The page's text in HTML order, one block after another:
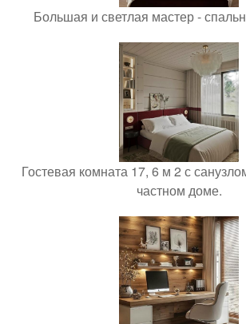
Большая и светлая мастер -
Гостевая комната 17, 6 м 2 с
частном доме.